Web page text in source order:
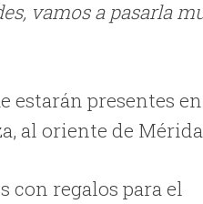
vamos a pasarla
estarán presentes en
al oriente de
con regalos para el